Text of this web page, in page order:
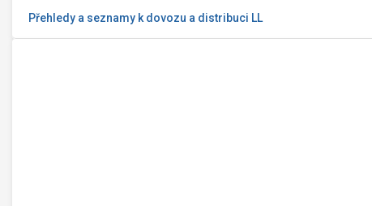
Přehledy a seznamy k dovozu a distribuci LL